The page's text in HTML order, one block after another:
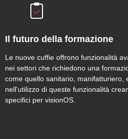
Il futuro della formazione
Le nuove cuffie offrono funzionalità
nei settori che richiedono una
come quello sanitario, manifatturiero,
nell'utilizzo di queste funzionalità
specifici per visionOS.